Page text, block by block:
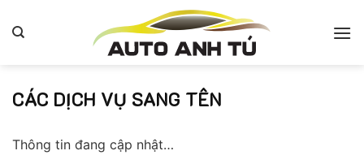
qua
CÁC DỊCH VỤ SANG TÊN
Thông tin đang cập nhật…